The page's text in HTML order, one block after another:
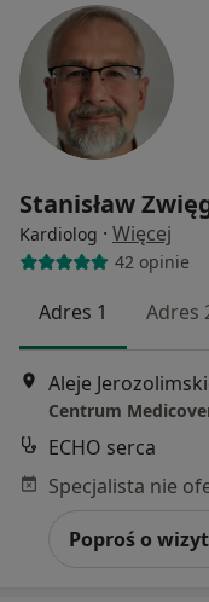
Stanisław
Kardiolog · Więcej
42 opinie
Adres 1 Adres
Aleje
Centrum
ECHO serca
Poproś o